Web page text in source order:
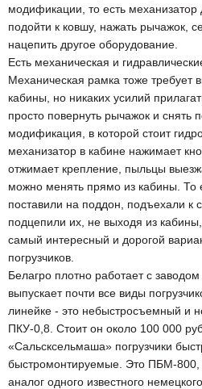
модификации, то есть механизатор
подойти к ковшу, нажать рычажок,
нацепить другое оборудование.
Есть механическая и
Механическая рамка тоже требует
кабины, но никаких усилий
просто повернуть рычажок и снять
модификация, в которой стоит
механизатор в кабине нажимает
отжимает крепление, пыльцы
можно менять прямо из кабины. То
поставили на поддон, подъехали к
подцепили их, не выходя из
самый интересный и дорогой
погрузчиков.
Белагро плотно работает с
выпускает почти все виды
линейке - это небыстросъемный и
ПКУ-0,8. Стоит он около 100 000
«Сальсксельмаша» погрузчики
быстромонтируемые. Это ПБМ-
аналог одного известного немецкого